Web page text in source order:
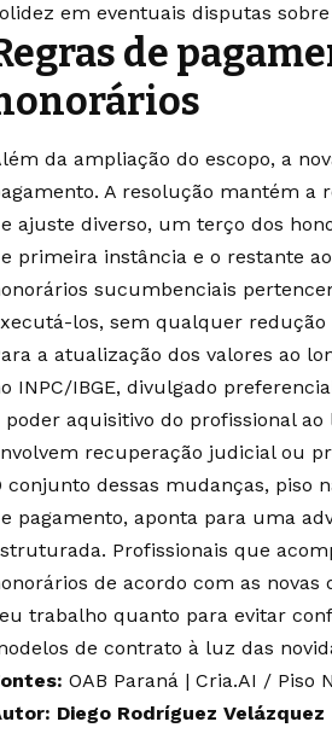
em eventuais disputas
de
da ampliação do escopo, a
A resolução mantém a
ajuste diverso, um terço dos
primeira instância e o restante
sucumbenciais
los, sem qualquer
a atualização dos valores ao
INPC/IBGE, divulgado
poder aquisitivo do profissional
recuperação judicial ou
conjunto dessas mudanças, piso
pagamento, aponta para uma
Profissionais que
de acordo com as
trabalho quanto para evitar
de contrato à luz das
OAB Paraná | Cria.AI / Piso
Diego Rodríguez Velázquez